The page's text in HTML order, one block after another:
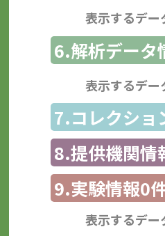
表示するデー
6.解析データ
表示するデー
7.コレクショ
8.提供機関情
9.実験情報0
表示するデー